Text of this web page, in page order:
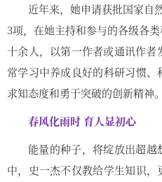
近年来，她申请获批国家自
3项，在她主持和参与的各级各
十余人，以第一作者或通讯作者
常学习中养成良好的科研习惯
求知态度和勇于突破的创新精神。
春风化雨时 育人显初心
能量的种子，将绽放出超
中，史一杰不仅教给学生知识